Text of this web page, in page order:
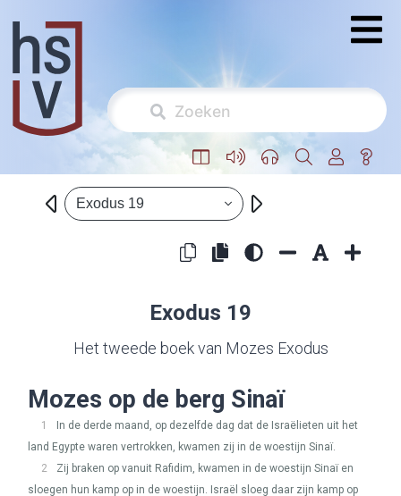
Exodus 19
Exodus 19
Het tweede boek van Mozes Exodus
Mozes op de berg Sinaï
1
In de derde maand, op dezelfde dag dat de Israëlieten uit het
land Egypte waren vertrokken, kwamen zij in de woestijn Sinaï.
2
Zij braken op vanuit Rafidim, kwamen in de woestijn Sinaï en
sloegen hun kamp op in de woestijn. Israël sloeg daar zijn kamp op